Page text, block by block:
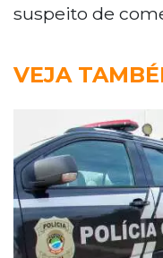
suspeito de
VEJA